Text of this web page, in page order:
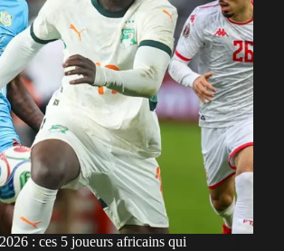
: ces 5 joueurs africains qui